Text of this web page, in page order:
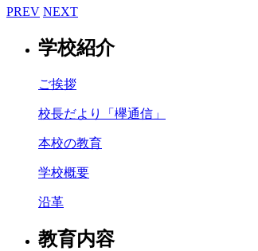
PREV NEXT
学校紹介
ご挨拶
校長だより「欅通信」
本校の教育
学校概要
沿革
教育内容